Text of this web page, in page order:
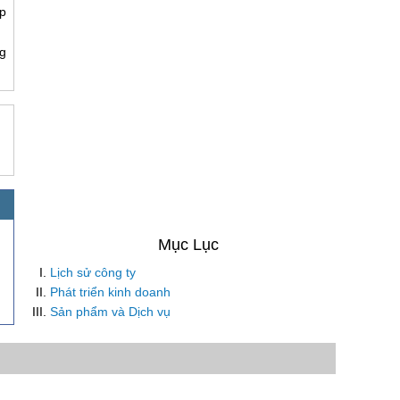
Lịch sử công ty
Phát triển kinh doanh
Sản phẩm và Dịch vụ